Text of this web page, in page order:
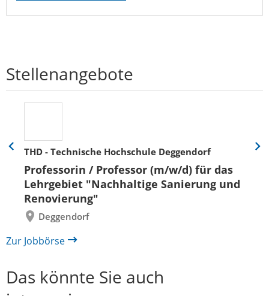
Stellenangebote
THD - Technische Hochschule Deggendorf
Professorin / Professor (m/w/d) für das
Lehrgebiet "Nachhaltige Sanierung und
Renovierung"
Deggendorf
Eine
zurück
Eine
Zur Jobbörse
Das könnte Sie auch